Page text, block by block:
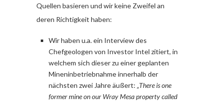
Quellen basieren und wir keine Zweifel an
deren Richtigkeit haben:
Wir haben u.a. ein Interview des
Chefgeologen von Investor Intel zitiert, in
welchem sich dieser zu einer geplanten
Mineninbetriebnahme innerhalb der
nächsten zwei Jahre äußert: „There is one
former mine on our Wray Mesa property called